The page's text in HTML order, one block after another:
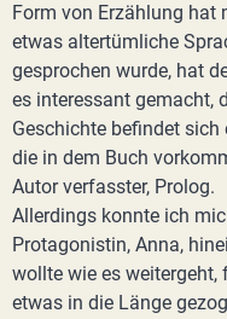
Form von Erzählung hat
etwas altertümliche
gesprochen wurde, hat
es interessant gemacht,
Geschichte befindet
die in dem Buch
Autor verfasster, Prolog.
Allerdings konnte ich
Protagonistin, Anna,
wollte wie es weitergeht,
etwas in die Länge